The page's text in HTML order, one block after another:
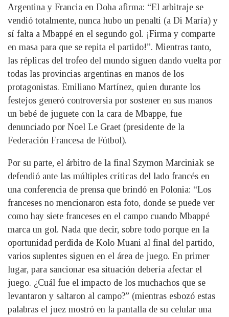
Argentina y Francia en Doha afirma: “El arbitraje se
vendió totalmente, nunca hubo un penalti (a Di María) y
sí falta a Mbappé en el segundo gol. ¡Firma y comparte
en masa para que se repita el partido!”. Mientras tanto,
las réplicas del trofeo del mundo siguen dando vuelta por
todas las provincias argentinas en manos de los
protagonistas. Emiliano Martínez, quien durante los
festejos generó controversia por sostener en sus manos
un bebé de juguete con la cara de Mbappe, fue
denunciado por Noel Le Graet (presidente de la
Federación Francesa de Fútbol).
Por su parte, el árbitro de la final Szymon Marciniak se
defendió ante las múltiples críticas del lado francés en
una conferencia de prensa que brindó en Polonia: “Los
franceses no mencionaron esta foto, donde se puede ver
como hay siete franceses en el campo cuando Mbappé
marca un gol. Nada que decir, sobre todo porque en la
oportunidad perdida de Kolo Muani al final del partido,
varios suplentes siguen en el área de juego. En primer
lugar, para sancionar esa situación debería afectar el
juego. ¿Cuál fue el impacto de los muchachos que se
levantaron y saltaron al campo?” (mientras esbozó estas
palabras el juez mostró en la pantalla de su celular una